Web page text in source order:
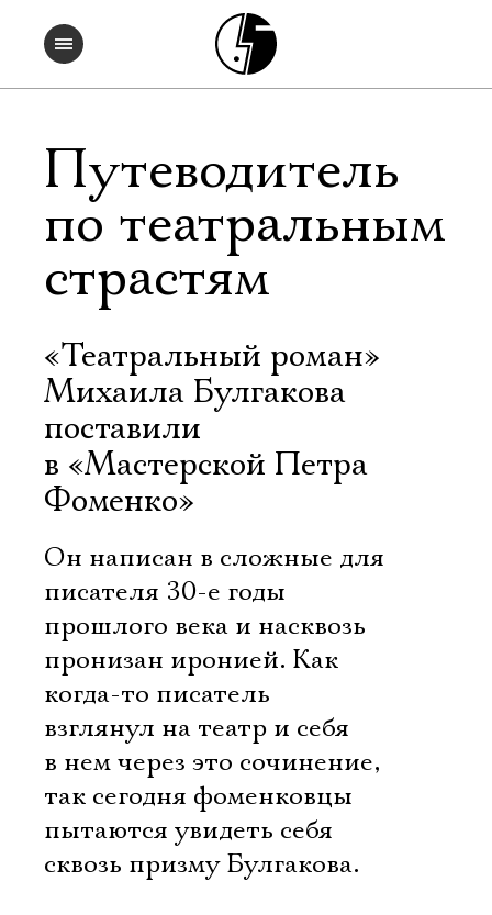
Путеводитель
по театральным
страстям
«Театральный роман»
Михаила Булгакова
поставили
в «Мастерской Петра
Фоменко»
Он написан в сложные для
писателя 30-е годы
прошлого века и насквозь
пронизан иронией. Как
когда-то писатель
взглянул на театр и себя
в нем через это сочинение,
так сегодня фоменковцы
пытаются увидеть себя
сквозь призму Булгакова.